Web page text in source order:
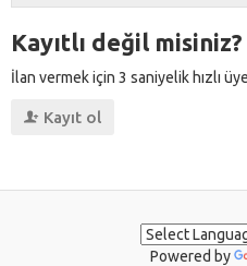
Kayıtlı değil misiniz?
İlan vermek için 3 saniyelik hızlı
Kayıt ol
Powered by